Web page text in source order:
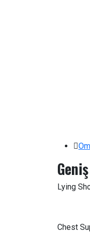
Lying
Chest